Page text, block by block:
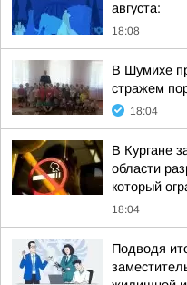
августа:
18:08
В Шумихе
стражем
18:04
В Кургане
области
который
18:04
Подводя